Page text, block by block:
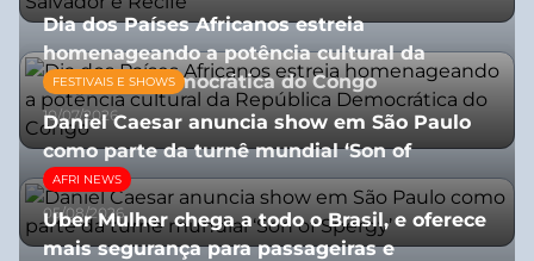
Dia dos Países Africanos estreia
homenageando a potência cultural da
República Democrática do Congo
10/07/2026
FESTIVAIS E SHOWS
Daniel Caesar anuncia show em São Paulo
como parte da turnê mundial ‘Son of
Spergy’
05/08/2026
AFRI NEWS
Uber Mulher chega a todo o Brasil, e oferece
mais segurança para passageiras e